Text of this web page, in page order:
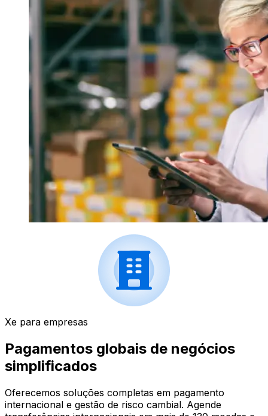
Xe para empresas
Pagamentos globais de negócios
simplificados
Oferecemos soluções completas em pagamento
internacional e gestão de risco cambial. Agende